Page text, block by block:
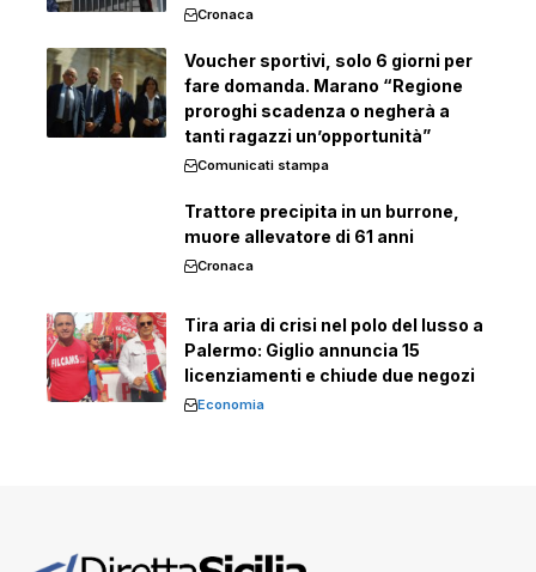
Cronaca
Voucher sportivi, solo 6 giorni per
fare domanda. Marano “Regione
proroghi scadenza o negherà a
tanti ragazzi un’opportunità”
Comunicati stampa
Trattore precipita in un burrone,
muore allevatore di 61 anni
Cronaca
Tira aria di crisi nel polo del lusso a
Palermo: Giglio annuncia 15
licenziamenti e chiude due negozi
Economia